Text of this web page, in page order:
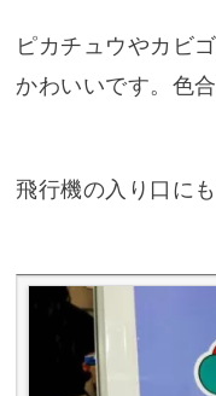
ピカチュウやカビ
かわいいです。色
飛行機の入り口に